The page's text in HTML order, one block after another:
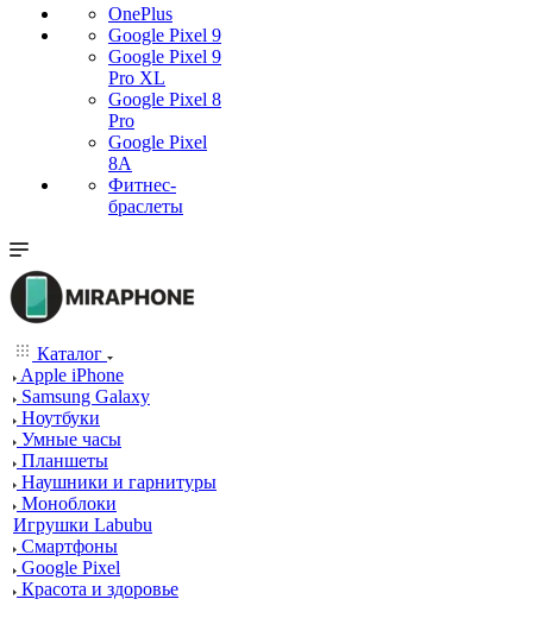
OnePlus
Google Pixel 9
Google Pixel 9
Pro XL
Google Pixel 8
Pro
Google Pixel
8A
Фитнес-
браслеты
Каталог
Apple iPhone
Samsung Galaxy
Ноутбуки
Умные часы
Планшеты
Наушники и гарнитуры
Моноблоки
Игрушки Labubu
Смартфоны
Google Pixel
Красота и здоровье